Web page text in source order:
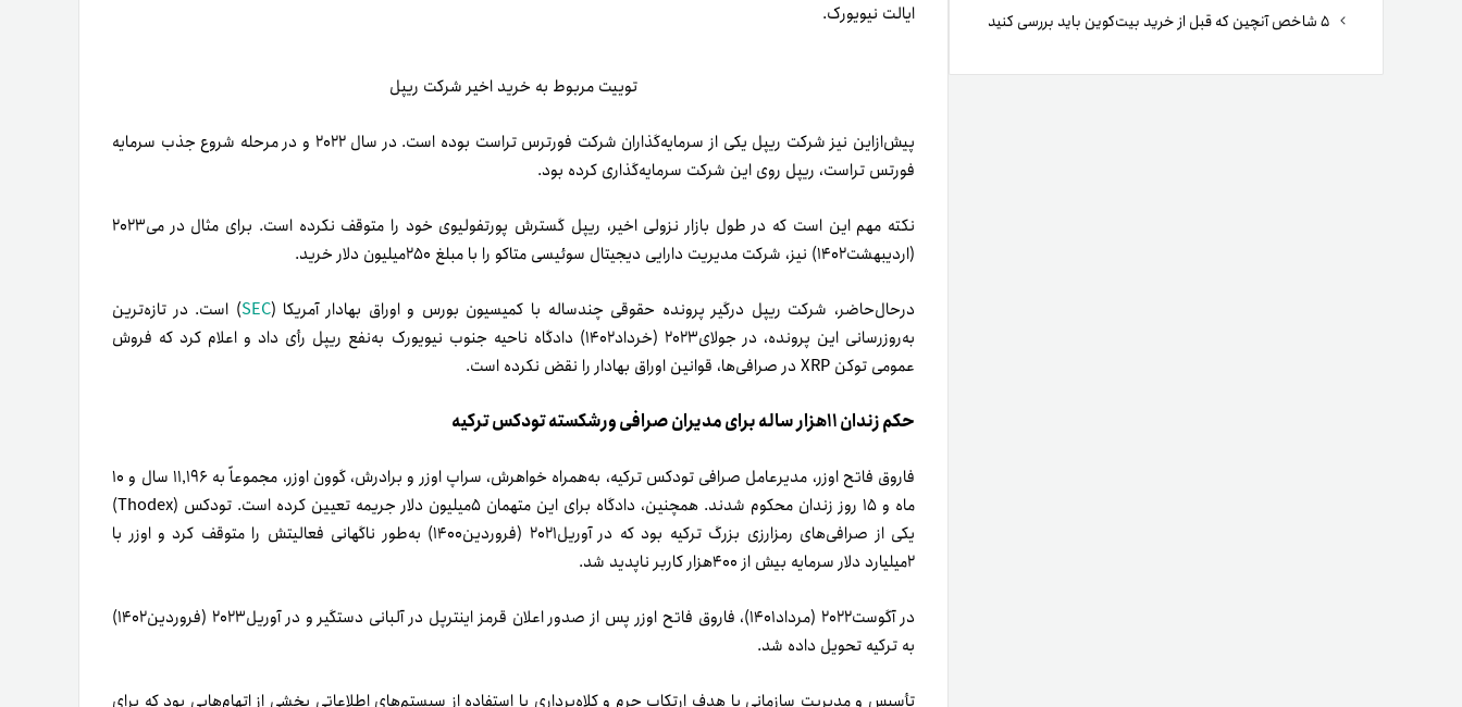
ایالت نیویورک.
توییت مربوط به خرید اخیر شرکت ریپل
پیش‌از‌این نیز شرکت ریپل یکی از سرمایه‌گذاران شرکت فورترس تراست بوده است. در سال ۲۰۲۲ و در مرحله شروع جذب سرمایه
فورتس تراست، ریپل روی این شرکت سرمایه‌گذاری کرده بود.
نکته مهم این است که در طول بازار نزولی اخیر، ریپل گسترش پورتفولیوی خود را متوقف نکرده است. برای مثال در می۲۰۲۳
(اردیبهشت۱۴۰۲) نیز، شرکت مدیریت دارایی دیجیتال سوئیسی متاکو را با مبلغ ۲۵۰میلیون دلار خرید.
در‌حال‌حاضر، شرکت ریپل درگیر پرونده حقوقی چندساله با کمیسیون بورس و اوراق بهادار آمریکا (SEC) است. در تازه‌ترین
به‌روزرسانی این پرونده، در جولای۲۰۲۳ (خرداد۱۴۰۲) دادگاه ناحیه جنوب نیویورک به‌نفع ریپل رأی داد و اعلام کرد که فروش
عمومی توکن XRP در صرافی‌ها، قوانین اوراق بهادار را نقض نکرده است.
حکم زندان ۱۱هزار ساله برای مدیران صرافی ورشکسته تودکس ترکیه
فاروق فاتح اوزر، مدیرعامل صرافی تودکس ترکیه، به‌همراه خواهرش، سراپ اوزر و برادرش، گوون اوزر، مجموعاً به ۱۱٬۱۹۶ سال و ۱۰
ماه و ۱۵ روز زندان محکوم شدند. همچنین، دادگاه برای این متهمان ۵میلیون دلار جریمه تعیین کرده است. تودکس (Thodex)
یکی از صرافی‌های رمزارزی بزرگ‌ ترکیه بود که در آوریل‌۲۰۲۱ (فروردین‌۱۴۰۰) به‌طور ناگهانی فعالیتش را متوقف کرد و اوزر با
۲میلیارد دلار سرمایه بیش از ۴۰۰هزار کاربر ناپدید شد.
در آگوست۲۰۲۲ (مرداد‌۱۴۰۱)، فاروق فاتح اوزر پس از صدور اعلان قرمز اینترپل در آلبانی دستگیر و در آوریل۲۰۲۳ (فروردین۱۴۰۲)
به ترکیه تحویل داده شد.
تأسیس و مدیریت سازمانی با هدف ارتکاب جرم و کلاه‌برداری با استفاده از سیستم‌های اطلاعاتی بخشی از اتهام‌هایی بود که برای